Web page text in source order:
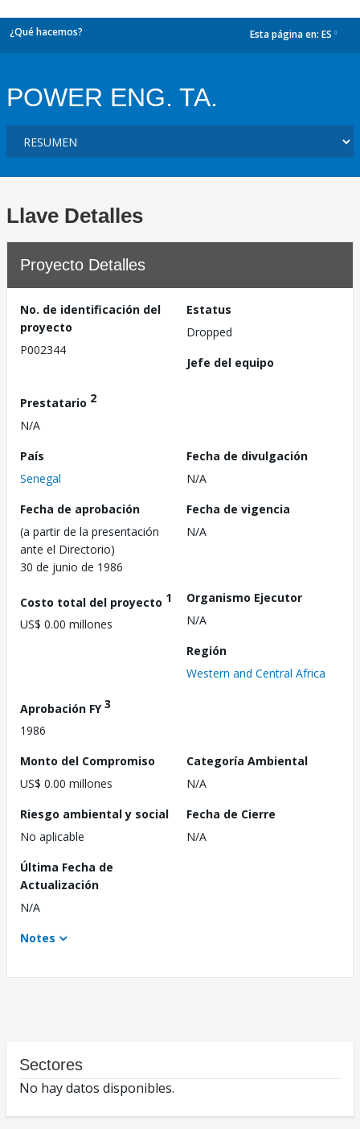
¿Qué hacemos? Esta página en: ES
POWER ENG. TA.
Llave Detalles
Proyecto Detalles
No. de identificación del
proyecto
P002344
Estatus
Dropped
Jefe del equipo
Prestatario 2
N/A
País
Senegal
Fecha de divulgación
N/A
Fecha de aprobación
(a partir de la presentación
ante el Directorio)
30 de junio de 1986
Fecha de vigencia
N/A
Costo total del proyecto 1
US$ 0.00 millones
Organismo Ejecutor
N/A
Región
Western and Central Africa
Aprobación FY3
1986
Monto del Compromiso
US$ 0.00 millones
Categoría Ambiental
N/A
Riesgo ambiental y social
No aplicable
Fecha de Cierre
N/A
Última Fecha de
Actualización
N/A
Notes
Sectores
No hay datos disponibles.